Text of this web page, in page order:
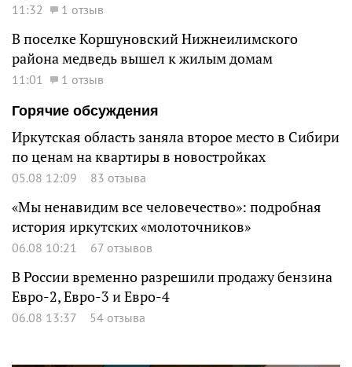
11:32 1 отзыв
В поселке Коршуновский Нижнеилимского
района медведь вышел к жилым домам
11:01
1 отзыв
Горячие обсуждения
Иркутская область заняла второе место в Сибири
по ценам на квартиры в новостройках
05.08 12:09 83 отзыва
«Мы ненавидим все человечество»: подробная
история иркутских «молоточников»
06.08 10:21 67 отзывов
В России временно разрешили продажу бензина
Евро-2, Евро-3 и Евро-4
06.08 13:37 54 отзыва